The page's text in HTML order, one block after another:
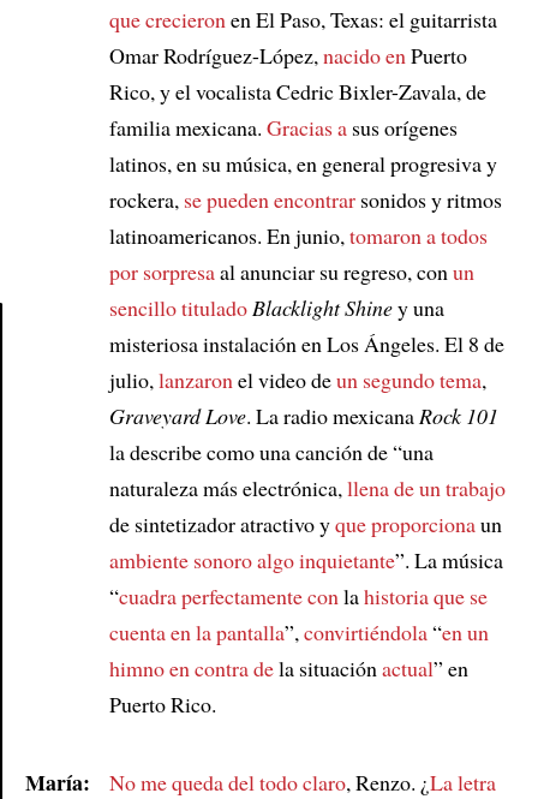
que crecieron en El Paso, Texas: el guitarrista
Omar Rodríguez-López, nacido en Puerto
Rico, y el vocalista Cedric Bixler-Zavala, de
familia mexicana. Gracias asus orígenes
latinos, en su música, en general progresiva y
rockera, se pueden encontrarsonidos y ritmos
latinoamericanos. En junio, tomaron a todos
por sorpresaal anunciar su regreso, con un
sencillo titulado Blacklight Shiney una
misteriosa instalación en Los Ángeles. El 8 de
julio, lanzaron el video deun segundo tema,
Graveyard Love. La radio mexicana Rock 101
la describe como una canción de “una
naturaleza más electrónica, llena de un trabajo
de sintetizador atractivo yque proporcionaun
ambiente sonoroalgo inquietante”. La música
“cuadra perfectamente con lahistoria que se
cuentaen la pantalla”, convirtiéndola“en un
himno en contra dela situación actual” en
Puerto Rico.
María: No me queda del todo claro, Renzo. ¿La letra